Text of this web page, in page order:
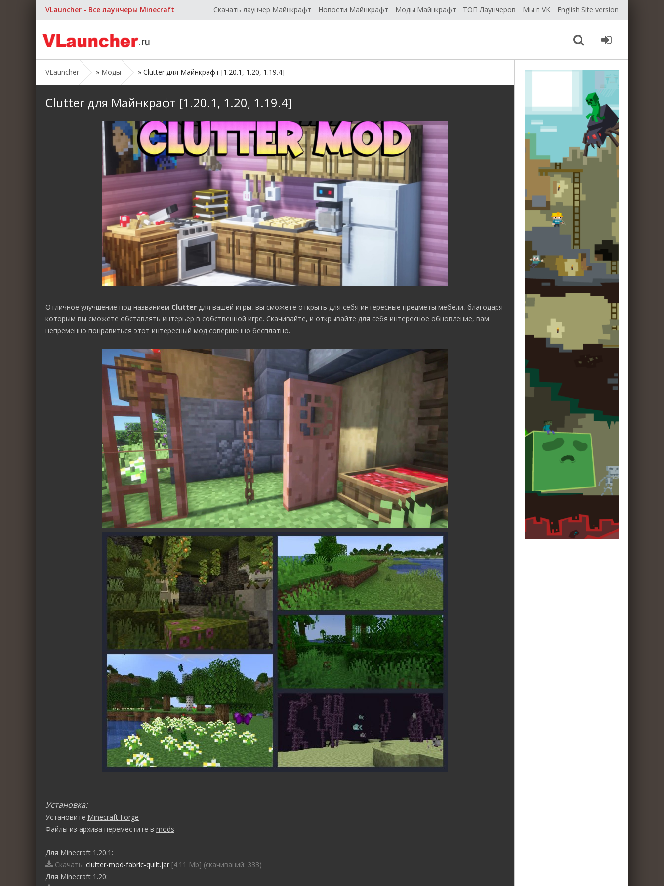
VLauncher - Все лаунчеры Minecraft Скачать лаунчер Майнкрафт Новости Майнкрафт Моды Майнкрафт ТОП Лаунчеров Мы в VK English Site version
VLauncher » Моды » Clutter для Майнкрафт [1.20.1, 1.20, 1.19.4]
Clutter для Майнкрафт [1.20.1, 1.20, 1.19.4]
Отличное улучшение под названием Clutter для вашей игры, вы сможете открыть для себя интересные предметы мебели, благодаря
которым вы сможете обставлять интерьер в собственной игре. Скачивайте, и открывайте для себя интересное обновление, вам
непременно понравиться этот интересный мод совершенно бесплатно.
Установка:
Установите Minecraft Forge
Файлы из архива переместите в mods
Для Minecraft 1.20.1:
Скачать: clutter-mod-fabric-quilt.jar [4.11 Mb] (cкачиваний: 333)
Для Minecraft 1.20: